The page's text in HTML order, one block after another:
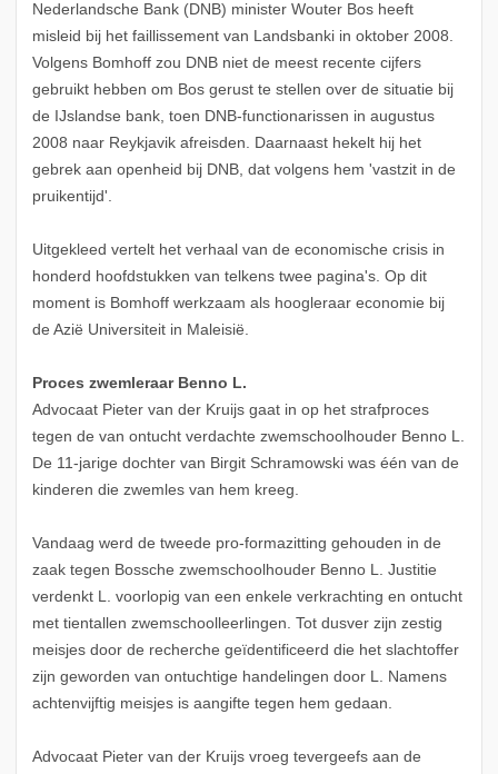
Nederlandsche Bank (DNB) minister Wouter Bos heeft
misleid bij het faillissement van Landsbanki in oktober 2008.
Volgens Bomhoff zou DNB niet de meest recente cijfers
gebruikt hebben om Bos gerust te stellen over de situatie bij
de IJslandse bank, toen DNB-functionarissen in augustus
2008 naar Reykjavik afreisden. Daarnaast hekelt hij het
gebrek aan openheid bij DNB, dat volgens hem 'vastzit in de
pruikentijd'.
Uitgekleed vertelt het verhaal van de economische crisis in
honderd hoofdstukken van telkens twee pagina's. Op dit
moment is Bomhoff werkzaam als hoogleraar economie bij
de Azië Universiteit in Maleisië.
Proces zwemleraar Benno L.
Advocaat Pieter van der Kruijs gaat in op het strafproces
tegen de van ontucht verdachte zwemschoolhouder Benno L.
De 11-jarige dochter van Birgit Schramowski was één van de
kinderen die zwemles van hem kreeg.
Vandaag werd de tweede pro-formazitting gehouden in de
zaak tegen Bossche zwemschoolhouder Benno L. Justitie
verdenkt L. voorlopig van een enkele verkrachting en ontucht
met tientallen zwemschoolleerlingen. Tot dusver zijn zestig
meisjes door de recherche geïdentificeerd die het slachtoffer
zijn geworden van ontuchtige handelingen door L. Namens
achtenvijftig meisjes is aangifte tegen hem gedaan.
Advocaat Pieter van der Kruijs vroeg tevergeefs aan de